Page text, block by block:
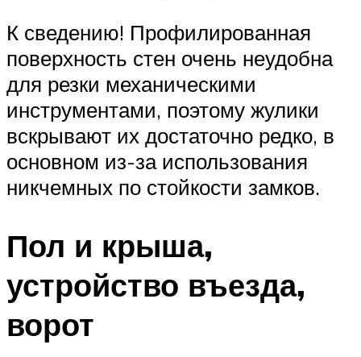
К сведению! Профилированная
поверхность стен очень неудобна
для резки механическими
инструментами, поэтому жулики
вскрывают их достаточно редко, в
основном из-за использования
никчемных по стойкости замков.
Пол и крыша,
устройство въезда,
ворот